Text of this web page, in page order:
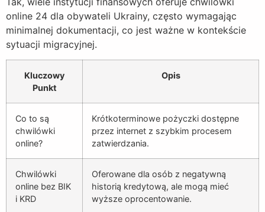
online 24 dla obywateli Ukrainy, często wymagając
minimalnej dokumentacji, co jest ważne w kontekście
sytuacji migracyjnej.
Kluczowy
Punkt
Opis
Co to są
chwilówki
online?
Krótkoterminowe pożyczki dostępne
przez internet z szybkim procesem
zatwierdzania.
Chwilówki
online bez BIK
i KRD
Oferowane dla osób z negatywną
historią kredytową, ale mogą mieć
wyższe oprocentowanie.